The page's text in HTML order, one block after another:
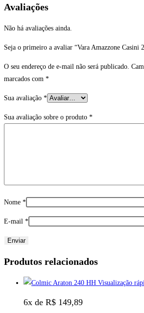
Avaliações
Não há avaliações ainda.
Seja o primeiro a avaliar “Vara Amazzone Casini
O seu endereço de e-mail não será publicado.
marcados com *
Sua avaliação *
Sua avaliação sobre o produto *
Nome *
E-mail *
Produtos relacionados
Visualização
6x de R$ 149,89